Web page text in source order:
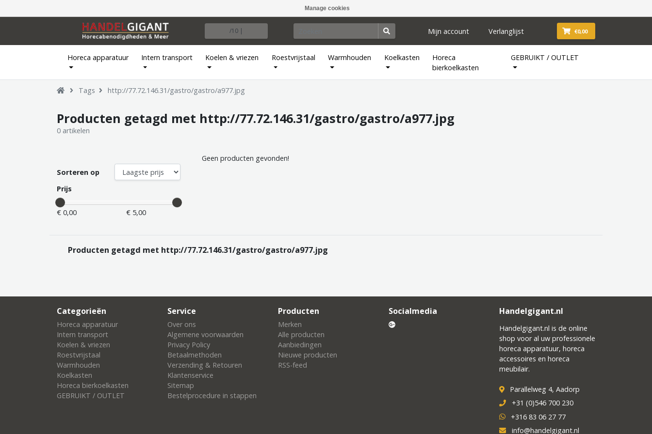
Manage cookies
/10 | Mijn account Verlanglijst €0,00
Horeca apparatuur Intern transport Koelen & vriezen Roestvrijstaal Warmhouden Koelkasten
Horeca
bierkoelkasten
GEBRUIKT / OUTLET
Tags http://77.72.146.31/gastro/gastro/a977.jpg
Producten getagd met http://77.72.146.31/gastro/gastro/a977.jpg
0 artikelen
Sorteren op
Prijs
€ 0,00 € 5,00
Geen producten gevonden!
Producten getagd met http://77.72.146.31/gastro/gastro/a977.jpg
Categorieën
Horeca apparatuur
Intern transport
Koelen & vriezen
Roestvrijstaal
Warmhouden
Koelkasten
Horeca bierkoelkasten
GEBRUIKT / OUTLET
Service
Over ons
Algemene voorwaarden
Privacy Policy
Betaalmethoden
Verzending & Retouren
Klantenservice
Sitemap
Bestelprocedure in stappen
Producten
Merken
Alle producten
Aanbiedingen
Nieuwe producten
RSS-feed
Socialmedia Handelgigant.nl
Handelgigant.nl is de online
shop voor al uw professionele
horeca apparatuur, horeca
accessoires en horeca
meubilair.
Parallelweg 4, Aadorp
+31 (0)546 700 230
+316 83 06 27 77
info@handelgigant.nl